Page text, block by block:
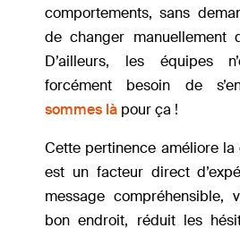
comportements, sans
de changer manuellement
D’ailleurs, les équipes
forcément besoin de
sommes là pour ça !
Cette pertinence améliore
est un facteur direct
message compréhensible,
bon endroit, réduit les